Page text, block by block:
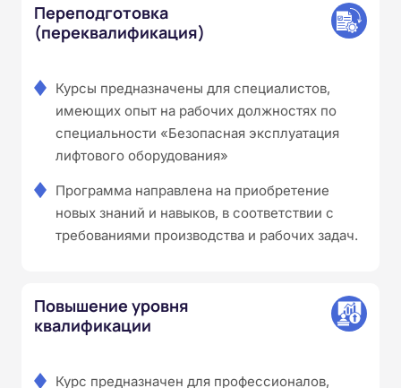
Переподготовка
(переквалификация)
Курсы предназначены для специалистов,
имеющих опыт на рабочих должностях по
специальности «Безопасная эксплуатация
лифтового оборудования»
Программа направлена на приобретение
новых знаний и навыков, в соответствии с
требованиями производства и рабочих задач.
Повышение уровня
квалификации
Курс предназначен для профессионалов,